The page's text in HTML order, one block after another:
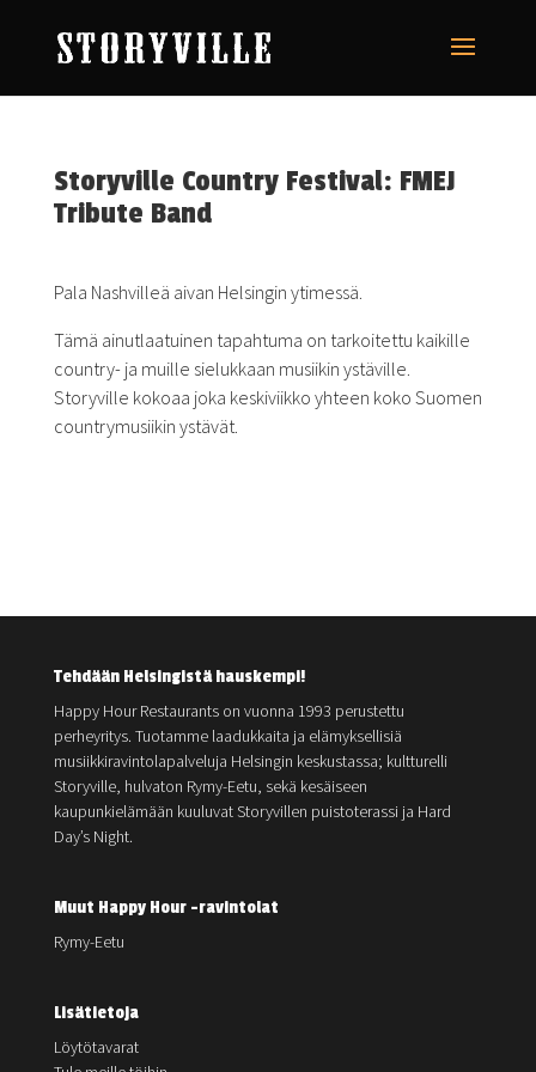
Storyville Country Festival: FMEJ
Tribute Band
Pala Nashvilleä aivan Helsingin ytimessä.
Tämä ainutlaatuinen tapahtuma on tarkoitettu kaikille
country- ja muille sielukkaan musiikin ystäville.
Storyville kokoaa joka keskiviikko yhteen koko Suomen
countrymusiikin ystävät.
Tehdään Helsingistä hauskempi!
Happy Hour Restaurants on vuonna 1993 perustettu
perheyritys. Tuotamme laadukkaita ja elämyksellisiä
musiikkiravintolapalveluja Helsingin keskustassa; kultturelli
Storyville, hulvaton Rymy-Eetu, sekä kesäiseen
kaupunkielämään kuuluvat Storyvillen puistoterassi ja Hard
Day’s Night.
Muut Happy Hour -ravintolat
Rymy-Eetu
Lisätietoja
Löytötavarat